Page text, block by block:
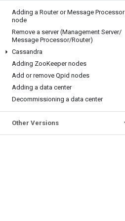
Adding a Router or Message Processor
node
Remove a server (Management Server/
Message Processor/Router)
Cassandra
Adding ZooKeeper nodes
Add or remove Qpid nodes
Adding a data center
Decommissioning a data center
Other Versions